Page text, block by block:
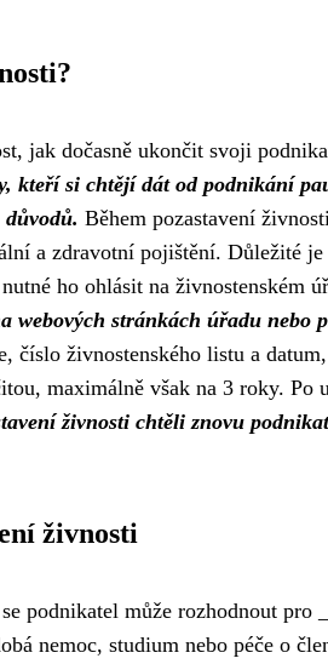
jak dočasně ukončit svoji
kteří si chtějí dát od podnikání
Během pozastavení
a zdravotní pojištění. Důležité
ho ohlásit na živnostenském
webových stránkách úřadu nebo
číslo živnostenského listu a
maximálně však na 3 roky.
živnosti chtěli znovu
živnosti
podnikatel může rozhodnout pro
nemoc, studium nebo péče o